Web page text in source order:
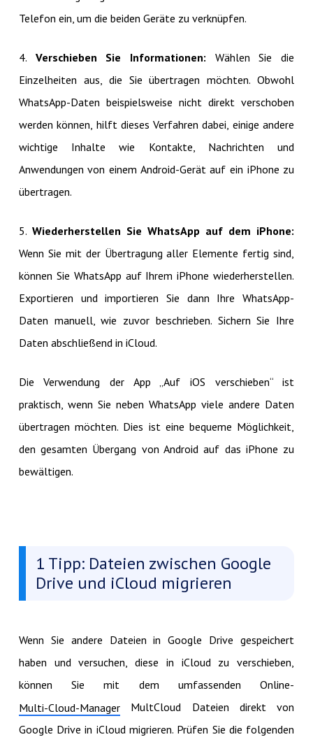
Telefon ein, um die beiden Geräte zu verknüpfen.
4. Verschieben Sie Informationen: Wählen Sie die
Einzelheiten aus, die Sie übertragen möchten. Obwohl
WhatsApp-Daten beispielsweise nicht direkt verschoben
werden können, hilft dieses Verfahren dabei, einige andere
wichtige Inhalte wie Kontakte, Nachrichten und
Anwendungen von einem Android-Gerät auf ein iPhone zu
übertragen.
5. Wiederherstellen Sie WhatsApp auf dem iPhone:
Wenn Sie mit der Übertragung aller Elemente fertig sind,
können Sie WhatsApp auf Ihrem iPhone wiederherstellen.
Exportieren und importieren Sie dann Ihre WhatsApp-
Daten manuell, wie zuvor beschrieben. Sichern Sie Ihre
Daten abschließend in iCloud.
Die Verwendung der App „Auf iOS verschieben“ ist
praktisch, wenn Sie neben WhatsApp viele andere Daten
übertragen möchten. Dies ist eine bequeme Möglichkeit,
den gesamten Übergang von Android auf das iPhone zu
bewältigen.
1 Tipp: Dateien zwischen Google
Drive und iCloud migrieren
Wenn Sie andere Dateien in Google Drive gespeichert
haben und versuchen, diese in iCloud zu verschieben,
können Sie mit dem umfassenden Online-
Multi-Cloud-ManagerMultCloud Dateien direkt von
Google Drive in iCloud migrieren. Prüfen Sie die folgenden